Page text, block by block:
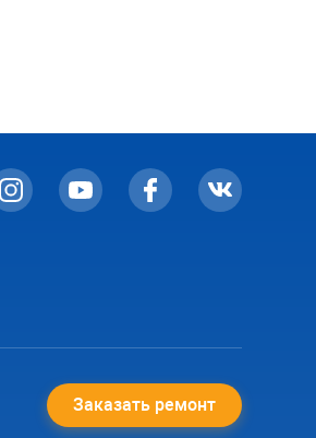
Заказать ремонт